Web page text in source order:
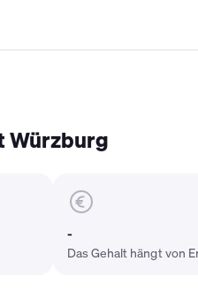
Würzburg
-
Das Gehalt hängt von